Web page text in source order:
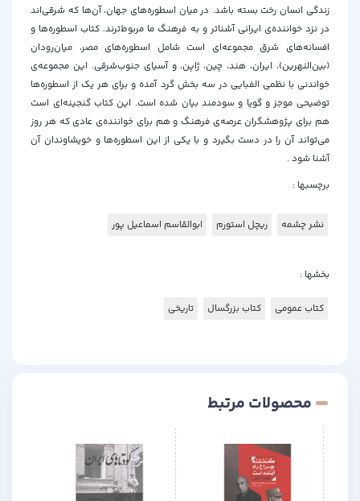
زندگی انسان رخت بسته باشد. در میان اسطوره‌های جهان، آن‌ها كه شرقی‌اند
در نزد خواننده‌ی ایرانی آشناتر و به فرهنگ ما مربوط‌ترند. كتاب اسطوره‌ها و
افسانه‌های شرق مجموعه‌ای است شامل اسطوره‌های مصر، میان‌رودان
(بین‌‎النهرین)، ایران، هند، چین، ژاپن، و آسیای جنوب‌شرقی. این مجموعه‌ی
خواندنی با نظمی الفبایی در سه بخش گرد آمده و برای هر یك از اسطوره‌ها
توضیحی موجز و گویا و سودمند بیان شده است. این كتاب گنجینه‌ای است
هم برای پژوهشگران عرصه‌ی فرهنگ و هم برای خواننده‌ی عادی كه هر روز
می‌تواند آن را در دست بگیرد و با یكی از این اسطوره‌ها و خویشاوندان آن
آشنا شود .
برچسبها :
نشر چشمه ریچل استورم ابوالقاسم اسماعیل پور
بخشها :
کتاب عمومی کتاب بزرگسال تاریخی
محصولات مرتبط